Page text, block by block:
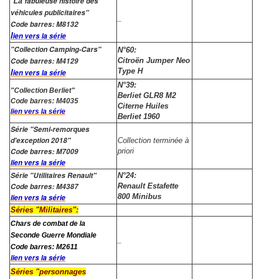
véhicules publicitaires"
Code barres: M8132
lien vers la série
"Collection Camping-Cars"
Code barres: M4129
lien vers la série
N°60:
Citroën Jumper Neo
Type H
"Collection Berliet"
Code barres: M4035
lien vers la série
N°39:
Berliet GLR8 M2
Citerne Huiles
Berliet 1960
Série "Semi-remorques
d'exception 2018"
Code barres: M7009
lien vers la série
Collection terminée à
priori
Série "Utilitaires Renault"
Code barres: M4387
lien vers la série
N°24:
Renault Estafette
800 Minibus
Séries "Militaires":
Chars de combat de la
Seconde Guerre Mondiale
Code barres: M2611
lien vers la série
Séries "personnages